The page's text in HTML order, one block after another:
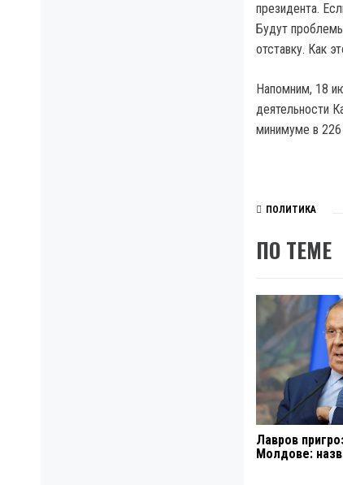
президента.
Будут
отставку. Как
Напомним, 18
деятельности
минимуме в 226
ПОЛИТИКА
ПО ТЕМЕ
Лавров
Молдове: